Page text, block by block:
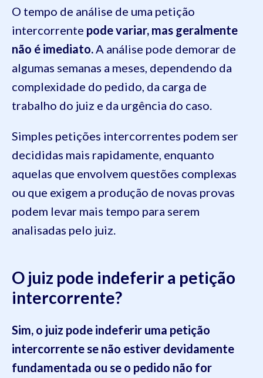
O tempo de análise de uma petição
intercorrente pode variar, mas geralmente
não é imediato. A análise pode demorar de
algumas semanas a meses, dependendo da
complexidade do pedido, da carga de
trabalho do juiz e da urgência do caso.
Simples petições intercorrentes podem ser
decididas mais rapidamente, enquanto
aquelas que envolvem questões complexas
ou que exigem a produção de novas provas
podem levar mais tempo para serem
analisadas pelo juiz.
O juiz pode indeferir a petição
intercorrente?
Sim, o juiz pode indeferir uma petição
intercorrente se não estiver devidamente
fundamentada ou se o pedido não for